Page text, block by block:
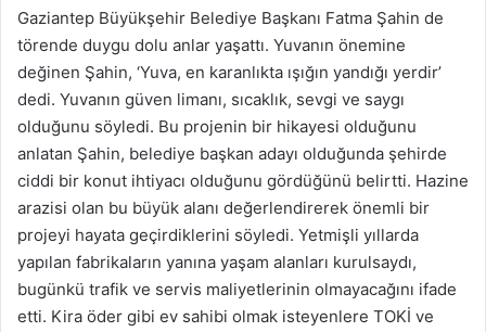
Gaziantep Büyükşehir Belediye Başkanı Fatma Şahin de
törende duygu dolu anlar yaşattı. Yuvanın önemine
değinen Şahin, ‘Yuva, en karanlıkta ışığın yandığı yerdir’
dedi. Yuvanın güven limanı, sıcaklık, sevgi ve saygı
olduğunu söyledi. Bu projenin bir hikayesi olduğunu
anlatan Şahin, belediye başkan adayı olduğunda şehirde
ciddi bir konut ihtiyacı olduğunu gördüğünü belirtti. Hazine
arazisi olan bu büyük alanı değerlendirerek önemli bir
projeyi hayata geçirdiklerini söyledi. Yetmişli yıllarda
yapılan fabrikaların yanına yaşam alanları kurulsaydı,
bugünkü trafik ve servis maliyetlerinin olmayacağını ifade
etti. Kira öder gibi ev sahibi olmak isteyenlere TOKİ ve